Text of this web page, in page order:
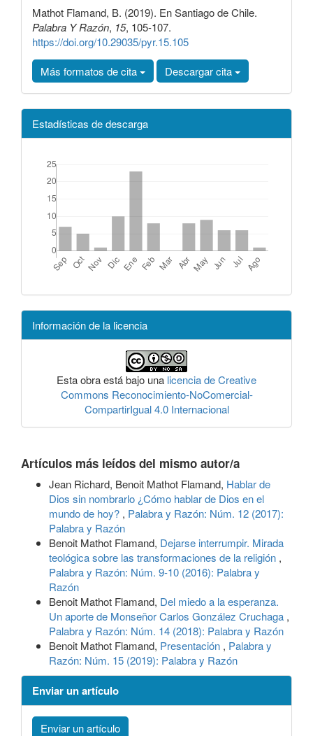
Mathot Flamand, B. (2019). En Santiago de Chile.
Palabra Y Razón, 15, 105-107.
https://doi.org/10.29035/pyr.15.105
Más formatos de cita
Descargar cita
Estadísticas de descarga
Información de la licencia
Esta obra está bajo una licencia de Creative
Commons Reconocimiento-NoComercial-
CompartirIgual 4.0 Internacional
Artículos más leídos del mismo autor/a
Jean Richard, Benoit Mathot Flamand, Hablar de
Dios sin nombrarlo ¿Cómo hablar de Dios en el
mundo de hoy? , Palabra y Razón: Núm. 12 (2017):
Palabra y Razón
Benoit Mathot Flamand, Dejarse interrumpir. Mirada
teológica sobre las transformaciones de la religión ,
Palabra y Razón: Núm. 9-10 (2016): Palabra y
Razón
Benoit Mathot Flamand, Del miedo a la esperanza.
Un aporte de Monseñor Carlos González Cruchaga ,
Palabra y Razón: Núm. 14 (2018): Palabra y Razón
Benoit Mathot Flamand, Presentación , Palabra y
Razón: Núm. 15 (2019): Palabra y Razón
Enviar un artículo
Enviar un artículo